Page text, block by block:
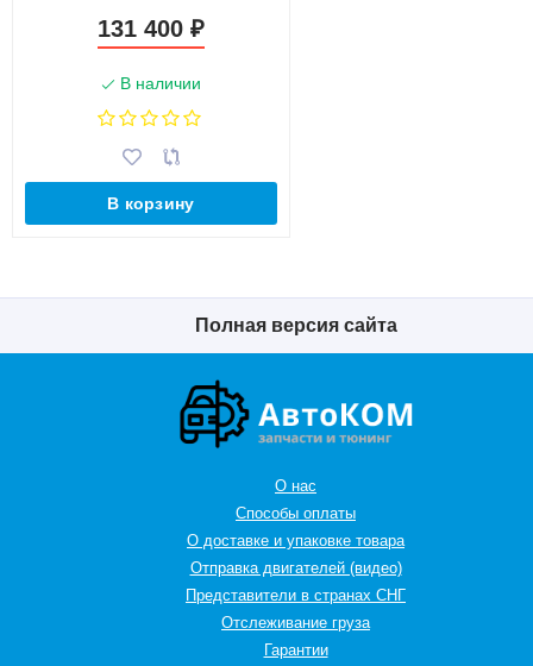
131 400 ₽
В наличии
В корзину
Полная версия сайта
О нас
Способы оплаты
О доставке и упаковке товара
Отправка двигателей (видео)
Представители в странах СНГ
Oтслеживание груза
Гарантии